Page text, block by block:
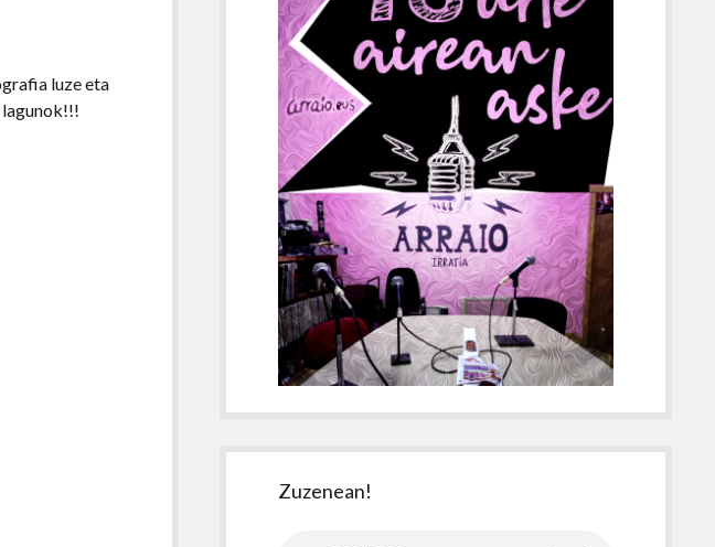
luze eta
lagunok!!!
Zuzenean!